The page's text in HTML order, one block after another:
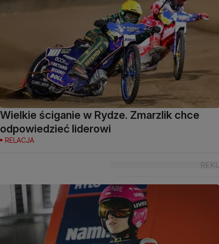
Wielkie ściganie w Rydze. Zmarzlik chce
odpowiedzieć liderowi
RELACJA